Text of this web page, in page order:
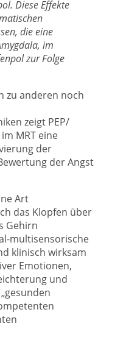
Diese Effekte
die eine
im
zur Folge
zu anderen noch
zeigt PEP/
MRT eine
der
der Angst
Art
das Klopfen über
Gehirn
multisensorische
klinisch wirksam
Emotionen,
und